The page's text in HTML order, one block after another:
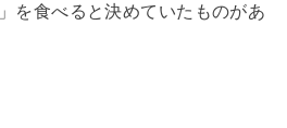
を食べると決めていたものがあ